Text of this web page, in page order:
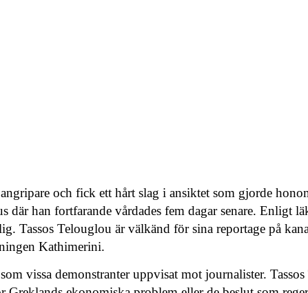
och fick ett hårt slag i ansiktet som gjorde
där han fortfarande vårdades fem dagar senare. Enligt
Tassos Telouglou är välkänd för sina reportage på
Kathimerini.
vissa demonstranter uppvisat mot journalister.